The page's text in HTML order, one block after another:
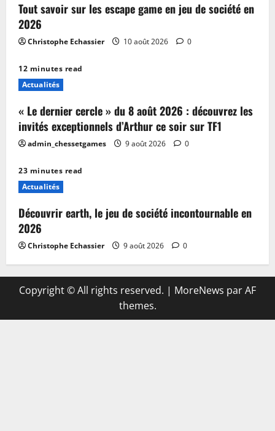
Tout savoir sur les escape game en jeu de société en
2026
Christophe Echassier 10 août 2026 0
12 minutes read
Actualités
« Le dernier cercle » du 8 août 2026 : découvrez les
invités exceptionnels d’Arthur ce soir sur TF1
admin_chessetgames 9 août 2026 0
23 minutes read
Actualités
Découvrir earth, le jeu de société incontournable en
2026
Christophe Echassier 9 août 2026 0
Copyright © All rights reserved. | MoreNews par AF
themes.